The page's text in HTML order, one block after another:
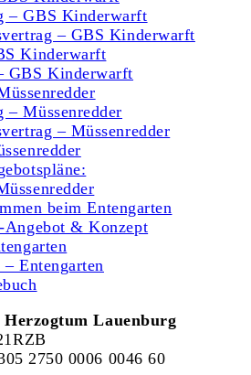
– GBS Kinderwarft
– GBS Kinderwarft
Kinderwarft
GBS Kinderwarft
– Müssenredder
– Müssenredder
beim Entengarten
Angebot & Konzept
– Entengarten
Herzogtum Lauenburg
2750 0006 0046 60